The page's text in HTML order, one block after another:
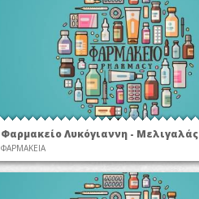
Φαρμακείο Λυκόγιαννη - Μελιγαλάς
ΦΑΡΜΑΚΕΙΑ